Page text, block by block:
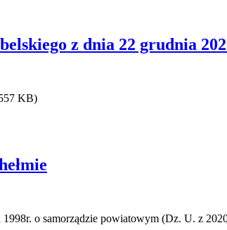
z dnia 22 grudnia
KB)
o samorządzie powiatowym (Dz. U. z